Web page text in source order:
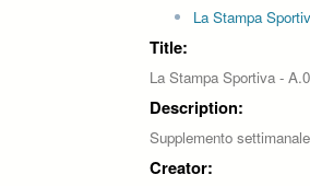
La Stampa
Title:
La Stampa Sportiva -
Description:
Supplemento
Creator: